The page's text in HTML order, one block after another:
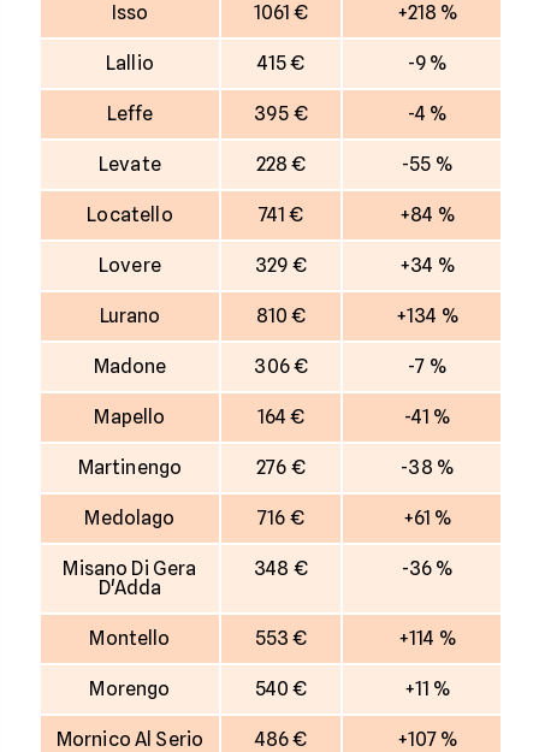
Isso 1061 € +218 %
Lallio 415 € -9 %
Leffe 395 € -4 %
Levate 228 € -55 %
Locatello 741 € +84 %
Lovere 329 € +34 %
Lurano 810 € +134 %
Madone 306 € -7 %
Mapello 164 € -41 %
Martinengo 276 € -38 %
Medolago 716 € +61 %
Misano Di Gera
D'Adda
348 € -36 %
Montello 553 € +114 %
Morengo 540 € +11 %
Mornico Al Serio 486 € +107 %